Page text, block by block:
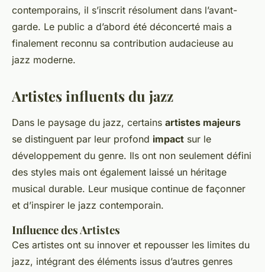
contemporains, il s’inscrit résolument dans l’avant-
garde. Le public a d’abord été déconcerté mais a
finalement reconnu sa contribution audacieuse au
jazz moderne.
Artistes influents du jazz
Dans le paysage du jazz, certains artistes majeurs
se distinguent par leur profond impact sur le
développement du genre. Ils ont non seulement défini
des styles mais ont également laissé un héritage
musical durable. Leur musique continue de façonner
et d’inspirer le jazz contemporain.
Influence des Artistes
Ces artistes ont su innover et repousser les limites du
jazz, intégrant des éléments issus d’autres genres